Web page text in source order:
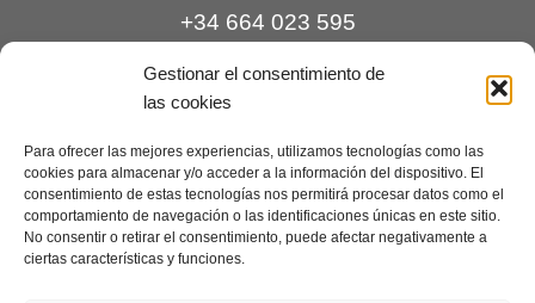
Gestionar el consentimiento de
las cookies
Para ofrecer las mejores experiencias, utilizamos tecnologías como las
cookies para almacenar y/o acceder a la información del dispositivo. El
consentimiento de estas tecnologías nos permitirá procesar datos como el
comportamiento de navegación o las identificaciones únicas en este sitio.
No consentir o retirar el consentimiento, puede afectar negativamente a
ciertas características y funciones.
+34 664 023 595
Contacto|Incidencias|Devoluciones |
Condiciones generales